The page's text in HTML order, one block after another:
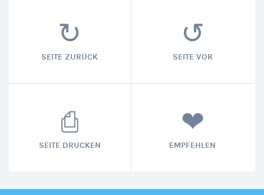
SEITE ZURÜCK SEITE VOR
SEITE DRUCKEN EMPFEHLEN